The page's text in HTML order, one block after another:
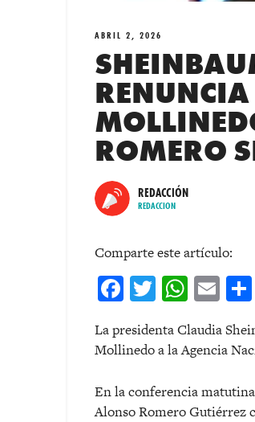
ABRIL 2, 2026
ROMERO
REDACCIÓN
REDACCION
Comparte este artículo:
Facebook
Twitter
La presidenta Claudia
Mollinedo a la Agencia
En la conferencia
Alonso Romero Gutiérrez